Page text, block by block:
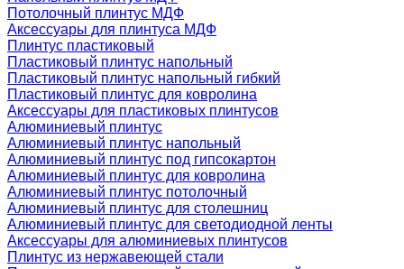
Потолочный плинтус МДФ
Аксессуары для плинтуса МДФ
Плинтус пластиковый
Пластиковый плинтус напольный
Пластиковый плинтус напольный гибкий
Пластиковый плинтус для ковролина
Аксессуары для пластиковых плинтусов
Алюминиевый плинтус
Алюминиевый плинтус напольный
Алюминиевый плинтус под гипсокартон
Алюминиевый плинтус для ковролина
Алюминиевый плинтус потолочный
Алюминиевый плинтус для столешниц
Алюминиевый плинтус для светодиодной ленты
Аксессуары для алюминиевых плинтусов
Плинтус из нержавеющей стали